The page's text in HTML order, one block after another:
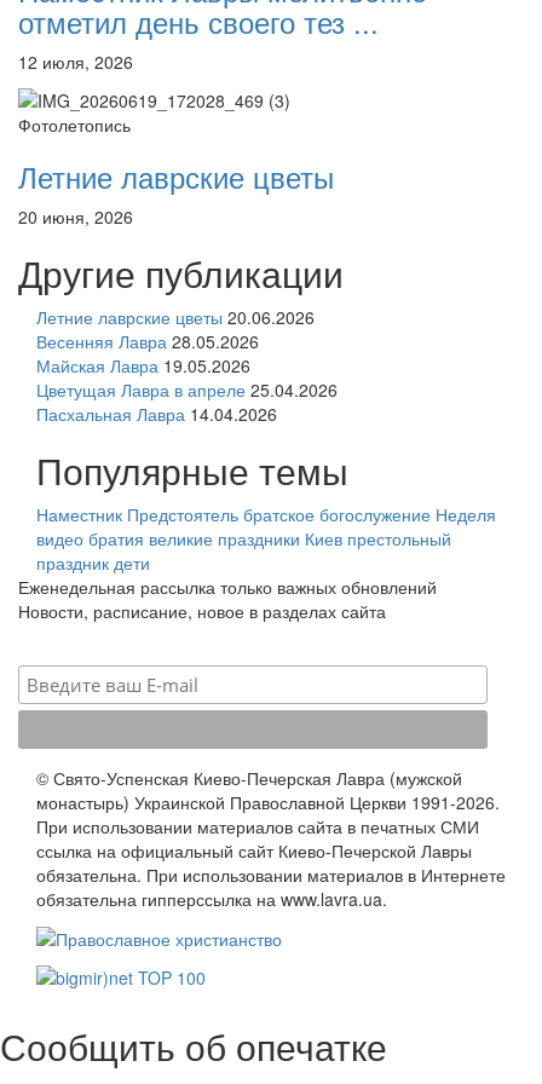
отметил день своего тез ...
12 июля, 2026
Фотолетопись
Летние лаврские цветы
20 июня, 2026
Другие публикации
Летние лаврские цветы 20.06.2026
Весенняя Лавра 28.05.2026
Майская Лавра 19.05.2026
Цветущая Лавра в апреле 25.04.2026
Пасхальная Лавра 14.04.2026
Популярные темы
Наместник Предстоятель братское богослужение Неделя
видео братия великие праздники Киев престольный
праздник дети
Еженедельная рассылка только важных обновлений
Новости, расписание, новое в разделах сайта
© Свято-Успенская Киево-Печерская Лавра (мужской
монастырь) Украинской Православной Церкви 1991-2026.
При использовании материалов сайта в печатных СМИ
ссылка на официальный сайт Киево-Печерской Лавры
обязательна. При использовании материалов в Интернете
обязательна гипперссылка на www.lavra.ua.
Сообщить об опечатке